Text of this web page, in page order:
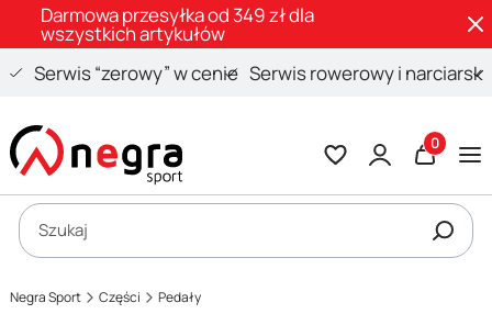
Darmowa przesyłka od 349 zł dla
wszystkich artykułów
Serwis “zerowy” w cenie Serwis rowerowy i narciarski
Otwórz wyszukiwarkę
Szukaj
Negra Sport Części Pedały